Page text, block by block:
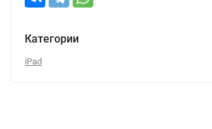
Категории
iPad